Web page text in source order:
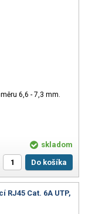
6,6 - 7,3 mm.
skladom
Do košíka
Cat. 6A UTP,